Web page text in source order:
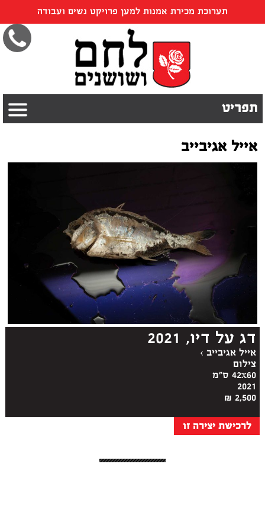
תערוכת מכירת אמנות למען פרויקט נשים ועבודה
תפריט
אייל אגיבייב
דג על דיו, 2021
אייל אגיבייב›
צילום
42x60 ס"מ
2021
2,500 ₪
לרכישת יצירה זו